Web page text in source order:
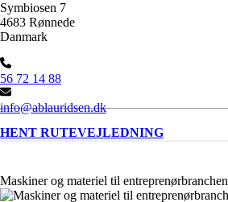
Symbiosen 7
4683 Rønnede
Danmark
56 72 14 88
info@ablauridsen.dk
HENT RUTEVEJLEDNING
Maskiner og materiel til entreprenørbranchen